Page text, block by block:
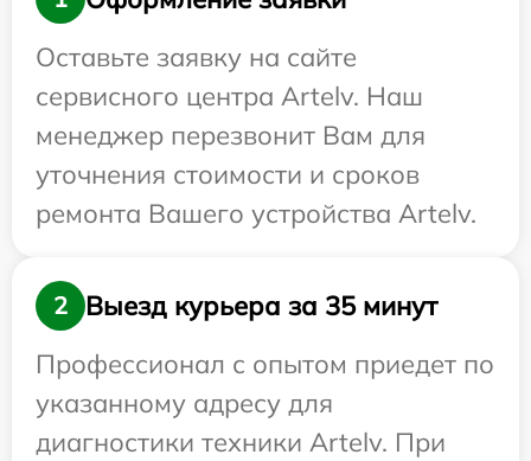
Оставьте заявку на сайте
сервисного центра Artelv. Наш
менеджер перезвонит Вам для
уточнения стоимости и сроков
ремонта Вашего устройства Artelv.
2
Выезд курьера за 35 минут
Профессионал с опытом приедет по
указанному адресу для
диагностики техники Artelv. При